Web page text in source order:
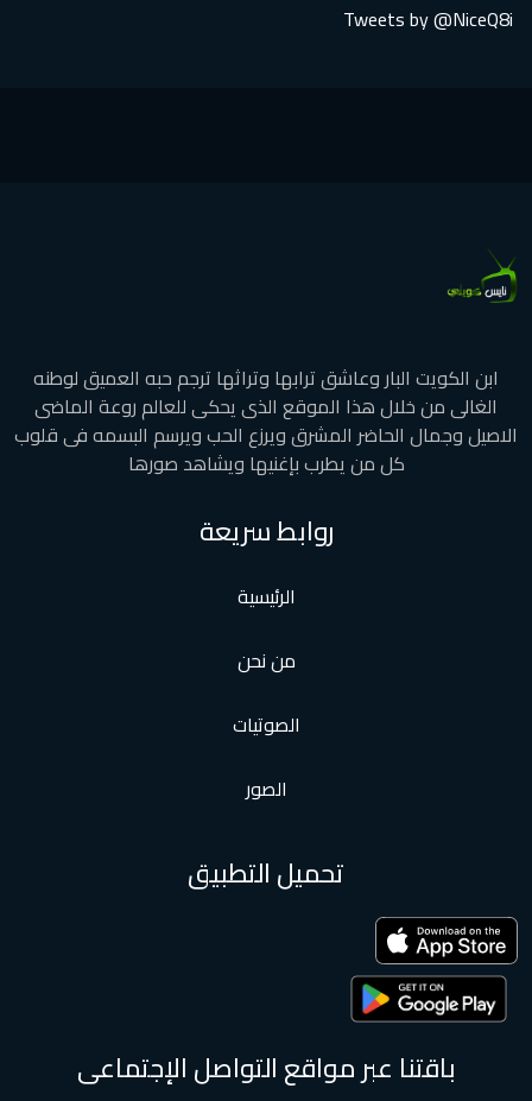
Tweets by @NiceQ8i
ابن الكويت البار وعاشق ترابها وتراثها ترجم حبه العميق لوطنه
الغالى من خلال هذا الموقع الذى يحكى للعالم روعة الماضى
الاصيل وجمال الحاضر المشرق ويرزع الحب ويرسم البسمه فى قلوب
كل من يطرب بإغنيها ويشاهد صورها
روابط سريعة
الرئيسية
من نحن
الصوتيات
الصور
تحميل التطبيق
باقتنا عبر مواقع التواصل الإجتماعى